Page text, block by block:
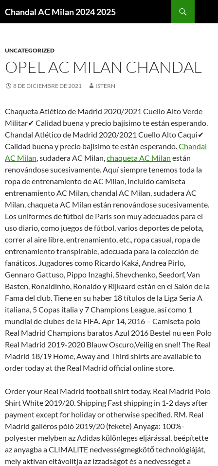
Chandal AC Milan 2024 2025
UNCATEGORIZED
OPEL AC MILAN CHANDAL
8 DE DICIEMBRE DE 2021 ISTERN
Chaqueta Atlético de Madrid 2020/2021 Cuello Alto Verde
Militar✔ Calidad buena y precio bajísimo te están esperando.
Chandal Atlético de Madrid 2020/2021 Cuello Alto Caqui✔
Calidad buena y precio bajísimo te están esperando.Chandal
AC Milan, sudadera AC Milan,chaqueta AC Milan están
renovándose sucesivamente. Aquí siempre tenemos toda la
ropa de entrenamiento de AC Milan, incluido camiseta
entrenamiento AC Milan, chandal AC Milan, sudadera AC
Milan, chaqueta AC Milan están renovándose sucesivamente.
Los uniformes de fútbol de París son muy adecuados para el
uso diario, como juegos de fútbol, varios deportes de pelota,
correr al aire libre, entrenamiento, etc., ropa casual, ropa de
entrenamiento transpirable, adecuada para la colección de
fanáticos. Jugadores como Ricardo Kaká, Andrea Pirlo,
Gennaro Gattuso, Pippo Inzaghi, Shevchenko, Seedorf, Van
Basten, Ronaldinho, Ronaldo y Rijkaard están en el Salón de la
Fama del club. Tiene en su haber 18 títulos de la Liga Seria A
italiana, 5 Copas italia y 7 Champions League, así como 1
mundial de clubes de la FiFA. Apr 14, 2016 – Camiseta polo
Real Madrid Champions baratos Azul 2016 Bestel nu een Polo
Real Madrid 2019-2020 Blauw Oscuro,Veilig en snel! The Real
Madrid 18/19 Home, Away and Third shirts are available to
order today at the Real Madrid official online store.
Order your Real Madrid football shirt today. Real Madrid Polo
Shirt White 2019/20. Shipping Fast shipping in 1-2 days after
payment except for holiday or otherwise specified. RM. Real
Madrid galléros póló 2019/20 (fekete) Anyaga: 100%-
polyester melyben az Adidas különleges eljárással, beépítette
az anyagba a CLIMALITE nedvességmegkötő technológiáját,
mely aktívan eltávolítja az izzadságot és a nedvességet a